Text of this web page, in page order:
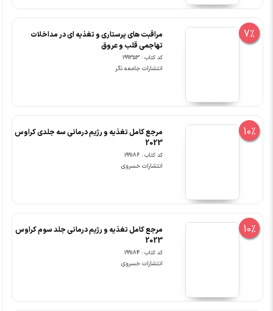
7%
مراقبت های پرستاری و تغذیه ای در مداخلات
تهاجمی قلب و عروق
کد کتاب : 199353
انتشارات جامعه نگر
10%
مرجع کامل تغذیه و رژیم درمانی سه جلدی کراوس
2023
کد کتاب : 199186
انتشارات خسروی
10%
مرجع کامل تغذیه و رژیم درمانی جلد سوم کراوس
2023
کد کتاب : 199184
انتشارات خسروی